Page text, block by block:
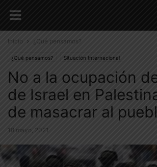
Inicio ¿Qué pensamos?
¿Qué pensamos? Situación Internacional
No a la ocupación
de Israel en
de masacrar al
18 mayo, 2021